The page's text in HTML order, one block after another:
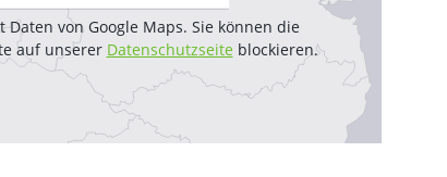
von Google Maps. Sie können die
auf unserer Datenschutzseite blockieren.